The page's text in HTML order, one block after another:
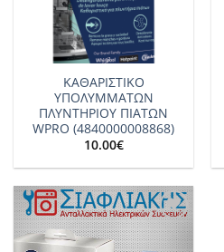
ΚΑΘΑΡΙΣΤΙΚΟ
ΥΠΟΛΥΜΜΑΤΩΝ
ΠΛΥΝΤΗΡΙΟΥ ΠΙΑΤΩΝ
WPRO (4840000008868)
10.00€
Add to
wishlist